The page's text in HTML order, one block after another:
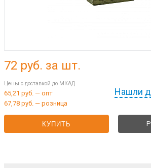
Нашли
72 руб. за шт.
Цены с доставкой до МКАД
65,21 руб. — опт
67,78 руб. — розница
КУПИТЬ